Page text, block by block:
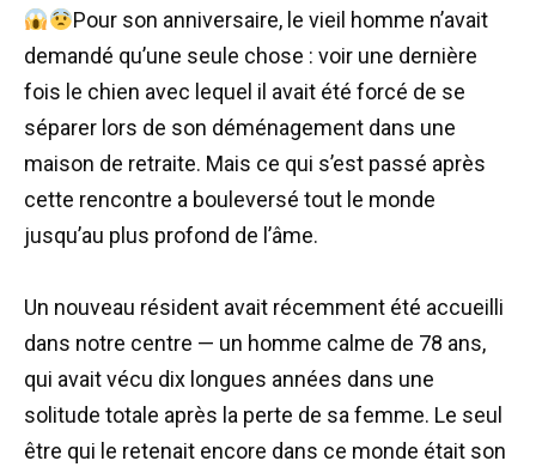
Pour son anniversaire, le vieil homme n’avait
demandé qu’une seule chose : voir une dernière
fois le chien avec lequel il avait été forcé de se
séparer lors de son déménagement dans une
maison de retraite. Mais ce qui s’est passé après
cette rencontre a bouleversé tout le monde
jusqu’au plus profond de l’âme.
Un nouveau résident avait récemment été accueilli
dans notre centre — un homme calme de 78 ans,
qui avait vécu dix longues années dans une
solitude totale après la perte de sa femme. Le seul
être qui le retenait encore dans ce monde était son